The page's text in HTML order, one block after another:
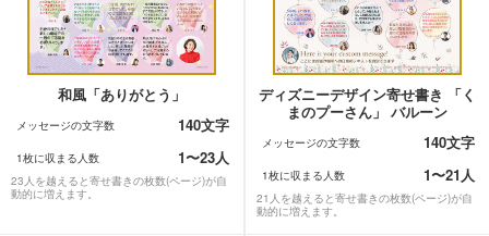
和風「ありがとう」
メッセージの文字数 140文字
1枚に収まる人数 1〜23人
23人を越えると寄せ書きの枚数(ページ)が自
動的に増えます。
ディズニーデザイン寄せ書き 「く
まのプーさん」 バルーン
メッセージの文字数 140文字
1枚に収まる人数 1〜21人
21人を越えると寄せ書きの枚数(ページ)が自
動的に増えます。